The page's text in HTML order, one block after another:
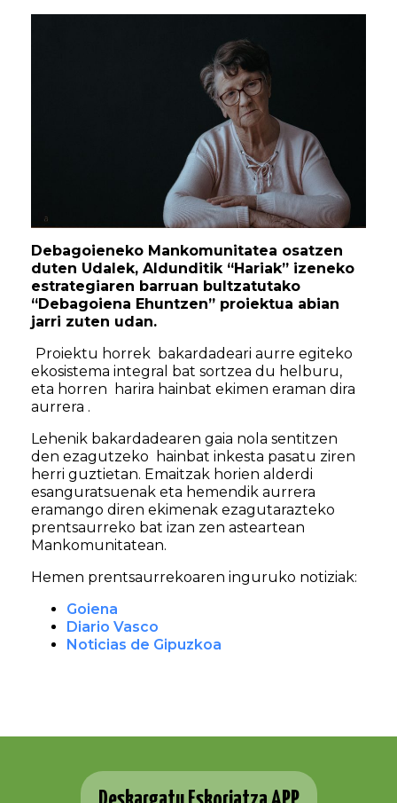
Debagoieneko Mankomunitatea osatzen
duten Udalek, Aldunditik “Hariak” izeneko
estrategiaren barruan bultzatutako
“Debagoiena Ehuntzen” proiektua abian
jarri zuten udan.
Proiektu horrek bakardadeari aurre egiteko
ekosistema integral bat sortzea du helburu,
eta horren harira hainbat ekimen eraman dira
aurrera .
Lehenik bakardadearen gaia nola sentitzen
den ezagutzeko hainbat inkesta pasatu ziren
herri guztietan. Emaitzak horien alderdi
esanguratsuenak eta hemendik aurrera
eramango diren ekimenak ezagutarazteko
prentsaurreko bat izan zen asteartean
Mankomunitatean.
Hemen prentsaurrekoaren inguruko notiziak:
Goiena
Diario Vasco
Noticias de Gipuzkoa